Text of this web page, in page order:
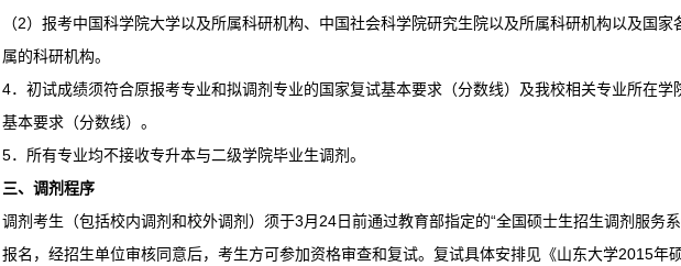
（2）报考中国科学院大学以及所属科研机构、中国社会科学院研究生院以及所属科研机构以及国家
属的科研机构。
4．初试成绩须符合原报考专业和拟调剂专业的国家复试基本要求（分数线）及我校相关专业所在学
基本要求（分数线）。
5．所有专业均不接收专升本与二级学院毕业生调剂。
三、调剂程序
调剂考生（包括校内调剂和校外调剂）须于3月24日前通过教育部指定的“全国硕士生招生调剂服务
报名，经招生单位审核同意后，考生方可参加资格审查和复试。复试具体安排见《山东大学2015年